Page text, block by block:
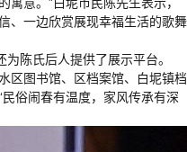
意。”白坭市民陈先生表示，
、一边欣赏展现幸福生活的歌舞
陈氏后人提供了展示平台。
区图书馆、区档案馆、白坭镇档
俗闹春有温度，家风传承有深